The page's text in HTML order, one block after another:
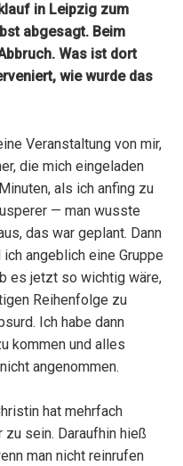
in Leipzig zum
abgesagt. Beim
Was ist dort
wie wurde das
Veranstaltung von mir,
die mich eingeladen
als ich anfing zu
— man wusste
das war geplant. Dann
angeblich eine Gruppe
es jetzt so wichtig wäre,
Reihenfolge zu
Ich habe dann
kommen und alles
angenommen.
hat mehrfach
sein. Daraufhin hieß
man nicht reinrufen